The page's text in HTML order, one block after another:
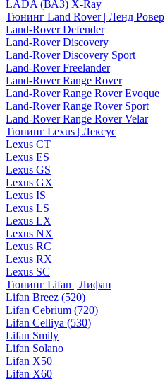
LADA (ВАЗ) X-Ray
Тюнинг Land Rover | Ленд Ровер
Land-Rover Defender
Land-Rover Discovery
Land-Rover Discovery Sport
Land-Rover Freelander
Land-Rover Range Rover
Land-Rover Range Rover Evoque
Land-Rover Range Rover Sport
Land-Rover Range Rover Velar
Тюнинг Lexus | Лексус
Lexus CT
Lexus ES
Lexus GS
Lexus GX
Lexus IS
Lexus LS
Lexus LX
Lexus NX
Lexus RC
Lexus RX
Lexus SC
Тюнинг Lifan | Лифан
Lifan Breez (520)
Lifan Cebrium (720)
Lifan Celliya (530)
Lifan Smily
Lifan Solano
Lifan X50
Lifan X60